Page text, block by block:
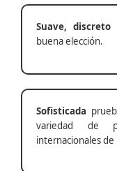
Suave, discreto
buena elección.
Sofisticada
variedad de
internacionales